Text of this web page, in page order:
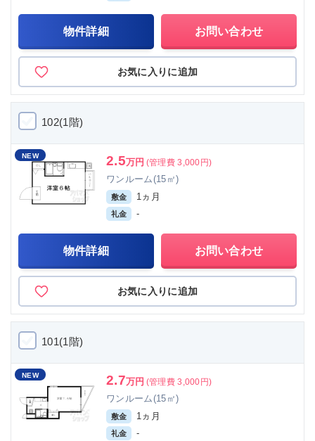
物件詳細 お問い合わせ
お気に入りに追加
102(1階)
NEW 2.5万円 (管理費 3,000円)
ワンルーム(15㎡)
敷金 1ヵ月
礼金 -
物件詳細 お問い合わせ
お気に入りに追加
101(1階)
NEW 2.7万円 (管理費 3,000円)
ワンルーム(15㎡)
敷金 1ヵ月
礼金 -